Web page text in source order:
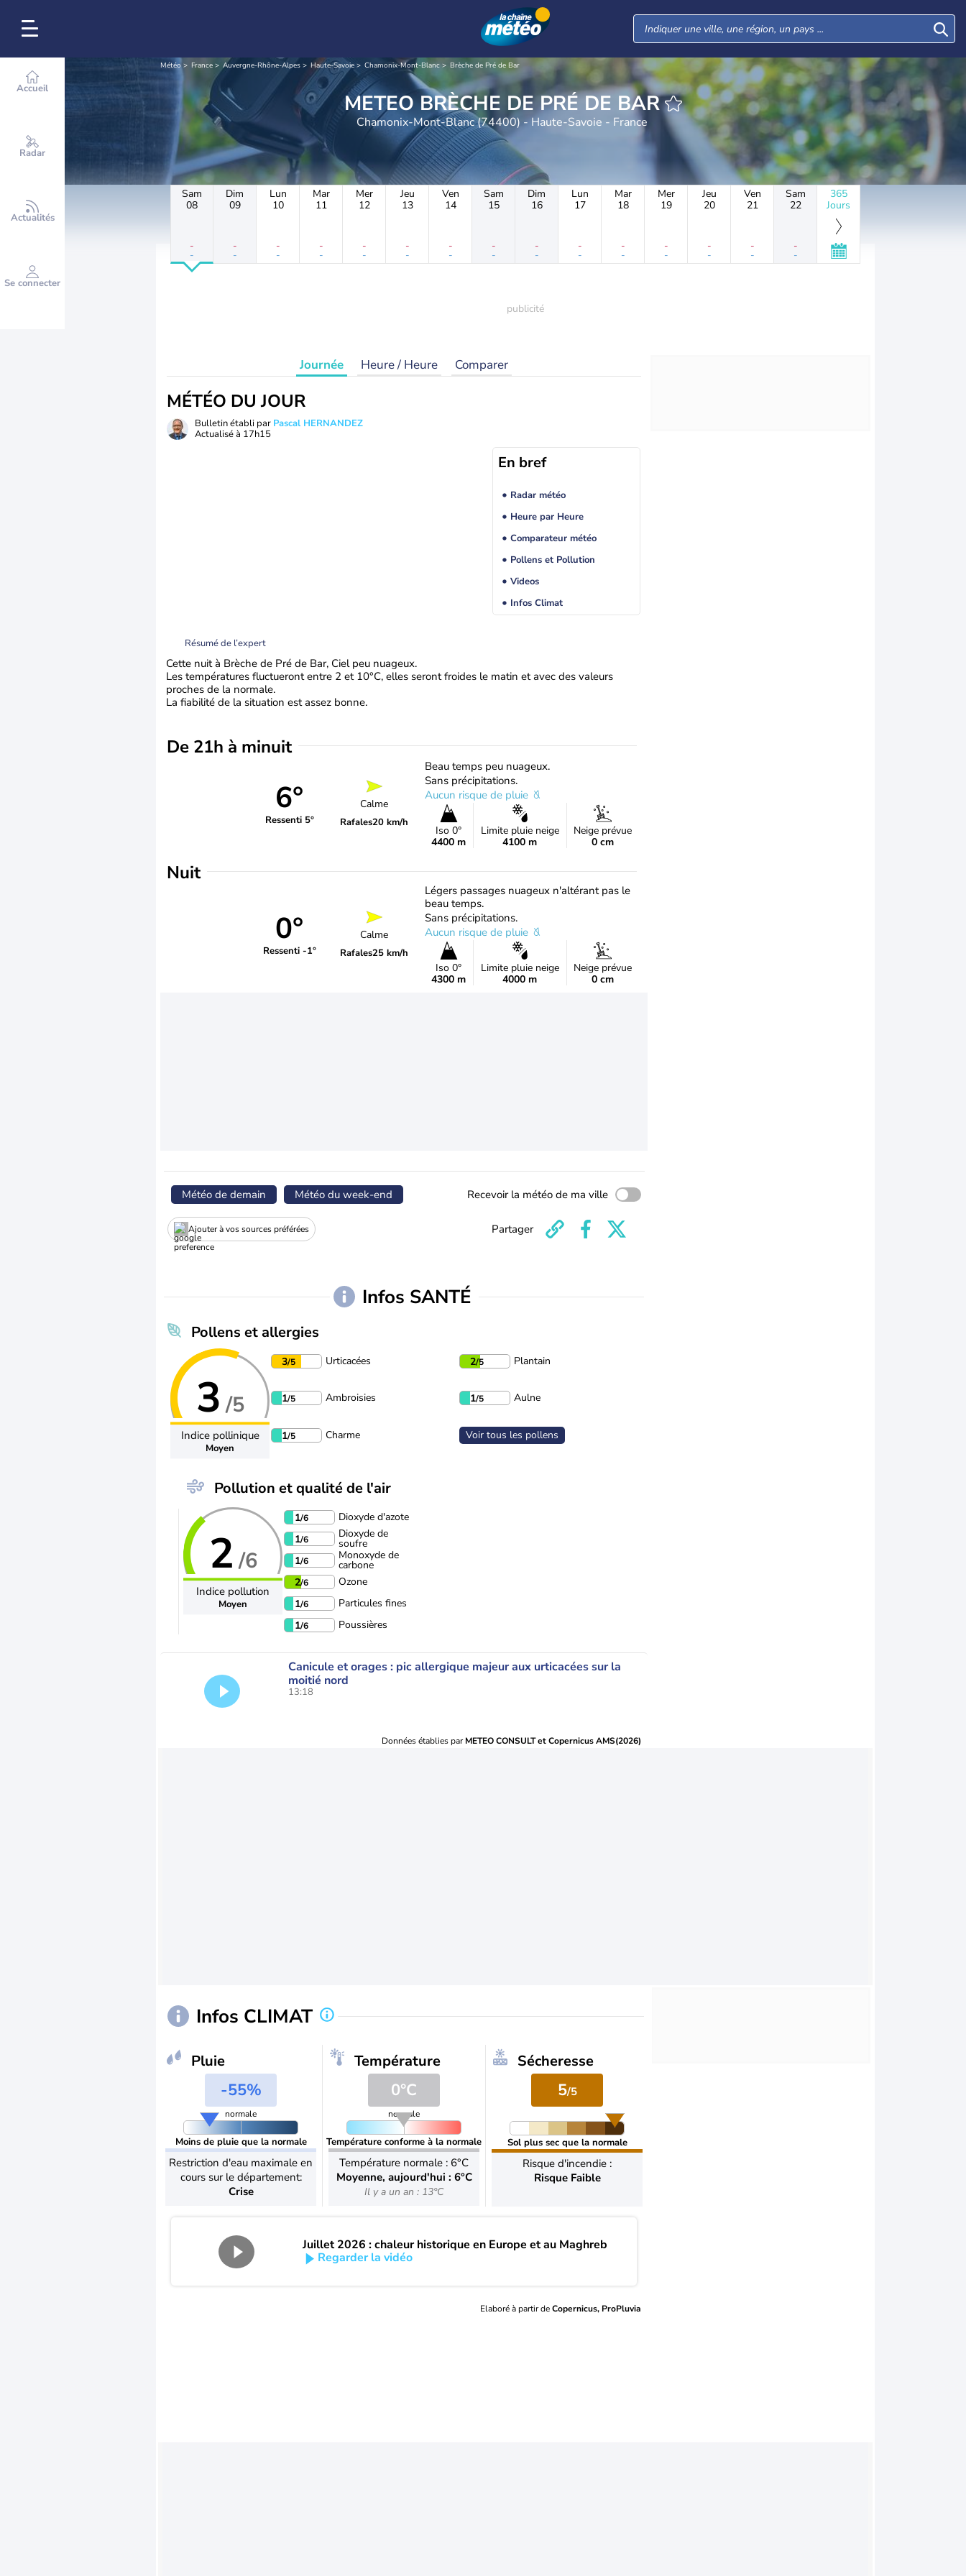
Accueil
Radar
Actualités
Se connecter
Météo France Auvergne-Rhône-Alpes Haute-Savoie Chamonix-Mont-Blanc Brèche de Pré de Bar
METEO BRÈCHE DE PRÉ DE BAR
Chamonix-Mont-Blanc (74400) - Haute-Savoie - France
Sam
08
-
-
Dim
09
-
-
Lun
10
-
-
Mar
11
-
-
Mer
12
-
-
Jeu
13
-
-
Ven
14
-
-
Sam
15
-
-
Dim
16
-
-
Lun
17
-
-
Mar
18
-
-
Mer
19
-
-
Jeu
20
-
-
Ven
21
-
-
Sam
22
-
-
365
Jours
Journée Heure / Heure Comparer
MÉTÉO DU JOUR
Bulletin établi par Pascal HERNANDEZ
Actualisé à 17h15
En bref
Radar météo
Heure par Heure
Comparateur météo
Pollens et Pollution
Videos
Infos Climat
Résumé de l’expert
Cette nuit à Brèche de Pré de Bar, Ciel peu nuageux.
Les températures fluctueront entre 2 et 10°C, elles seront froides le matin et avec des valeurs
proches de la normale.
La fiabilité de la situation est assez bonne.
De 21h à minuit
6°
Ressenti 5°
Calme
Rafales20 km/h
Beau temps peu nuageux.
Sans précipitations.
Aucun risque de pluie
Iso 0°
4400 m
Limite pluie neige
4100 m
Neige prévue
0 cm
Nuit
0°
Ressenti -1°
Calme
Rafales25 km/h
Légers passages nuageux n'altérant pas le
beau temps.
Sans précipitations.
Aucun risque de pluie
Iso 0°
4300 m
Limite pluie neige
4000 m
Neige prévue
0 cm
Météo de demain Météo du week-end Recevoir la météo de ma ville
Ajouter à vos sources préférées Partager
Infos SANTÉ
Pollens et allergies
3 /5
Indice pollinique
Moyen
3/5 Urticacées 2/5 Plantain
1/5 Ambroisies 1/5 Aulne
1/5 Charme Voir tous les pollens
Pollution et qualité de l'air
2 /6
Indice pollution
Moyen
1/6
Dioxyde d'azote
1/6 Dioxyde de
soufre
1/6 Monoxyde de
carbone
2/6
Ozone
1/6
Particules fines
1/6 Poussières
Canicule et orages : pic allergique majeur aux urticacées sur la
moitié nord
13:18
Données établies parMETEO CONSULT et Copernicus AMS(2026)
Infos CLIMAT
Pluie
-55%
normale
Moins de pluie que la normale
Restriction d'eau maximale en
cours sur le département:
Crise
Température
0°C
normale
Température conforme à la normale
Température normale : 6°C
Moyenne, aujourd'hui : 6°C
Il y a un an : 13°C
Sécheresse
5/5
Sol plus sec que la normale
Risque d'incendie :
Risque Faible
Juillet 2026 : chaleur historique en Europe et au Maghreb
Regarder la vidéo
Elaboré à partir deCopernicus, ProPluvia